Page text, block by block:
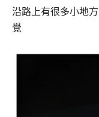
沿路上有很多小地
覺